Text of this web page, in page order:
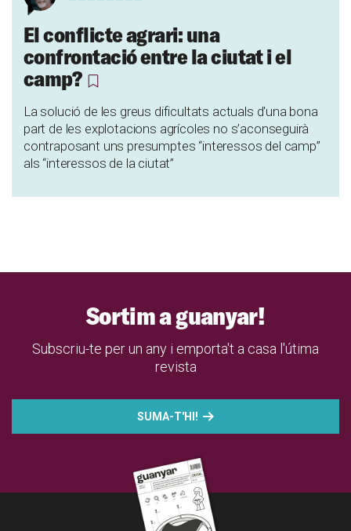
El conflicte agrari: una
confrontació entre la ciutat i el
camp?
La solució de les greus dificultats actuals d'una bona
part de les explotacions agrícoles no s’aconseguirà
contraposant uns presumptes “interessos del camp”
als “interessos de la ciutat”
Sortim a guanyar!
Subscriu-te per un any i emporta't a casa l'útima
revista
SUMA-T'HI!